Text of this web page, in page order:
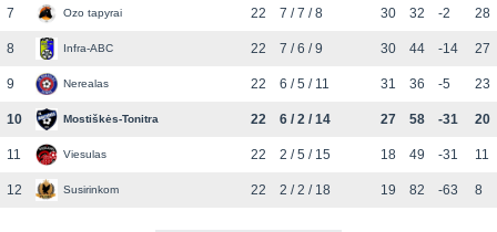
7 Ozo tapyrai 22 7 / 7 / 8 30 32 -2 28
8 Infra-ABC 22 7 / 6 / 9 30 44 -14 27
9 Nerealas 22 6 / 5 / 11 31 36 -5 23
10 Mostiškės-Tonitra 22 6 / 2 / 14 27 58 -31 20
11 Viesulas 22 2 / 5 / 15 18 49 -31 11
12 Susirinkom 22 2 / 2 / 18 19 82 -63 8